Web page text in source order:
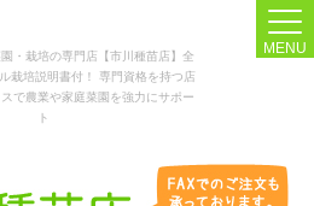
・栽培の専門店【市川種苗店】全
栽培説明書付！ 専門資格を持つ店
で農業や家庭菜園を強力にサポー
ト
MENU